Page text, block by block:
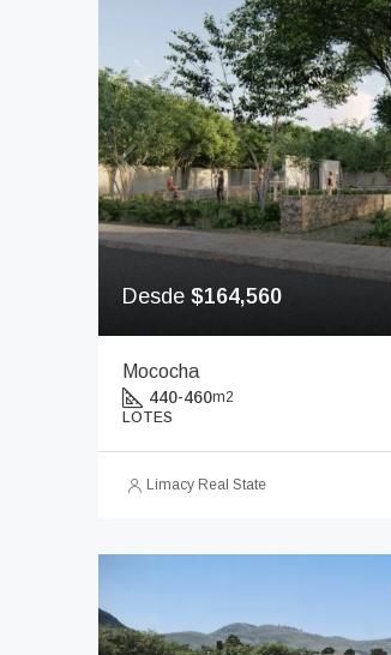
Desde $164,560
Mococha
440-460m2
LOTES
Limacy Real State